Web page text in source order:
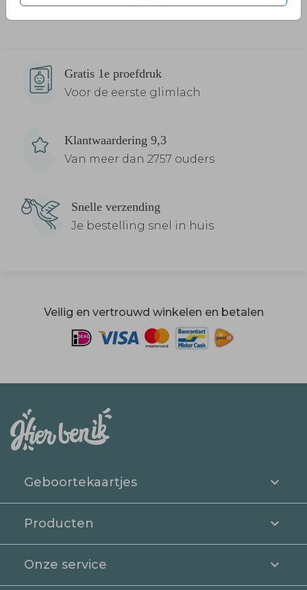
Gratis 1e proefdruk
Voor de eerste glimlach
Klantwaardering 9,3
Van meer dan 2757 ouders
Snelle verzending
Je bestelling snel in huis
Veilig en vertrouwd winkelen en betalen
Geboortekaartjes
Producten
Onze service